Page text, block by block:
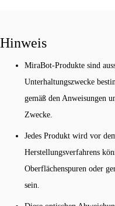
Hinweis
MiraBot-Produkte sind
Unterhaltungszwecke
gemäß den Anweisungen
Zwecke.
Jedes Produkt wird vor
Herstellungsverfahrens
Oberflächenspuren oder
sein.